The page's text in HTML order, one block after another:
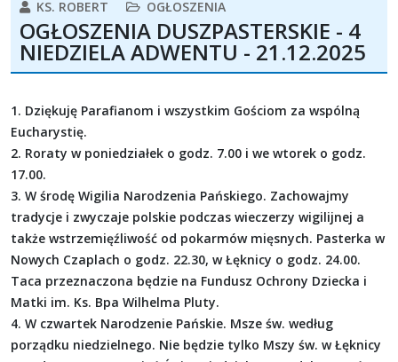
KS. ROBERT OGŁOSZENIA
OGŁOSZENIA DUSZPASTERSKIE - 4
NIEDZIELA ADWENTU - 21.12.2025
1. Dziękuję Parafianom i wszystkim Gościom za wspólną
Eucharystię.
2. Roraty w poniedziałek o godz. 7.00 i we wtorek o godz.
17.00.
3. W środę Wigilia Narodzenia Pańskiego. Zachowajmy
tradycje i zwyczaje polskie podczas wieczerzy wigilijnej a
także wstrzemięźliwość od pokarmów mięsnych. Pasterka w
Nowych Czaplach o godz. 22.30, w Łęknicy o godz. 24.00.
Taca przeznaczona będzie na Fundusz Ochrony Dziecka i
Matki im. Ks. Bpa Wilhelma Pluty.
4. W czwartek Narodzenie Pańskie. Msze św. według
porządku niedzielnego. Nie będzie tylko Mszy św. w Łęknicy